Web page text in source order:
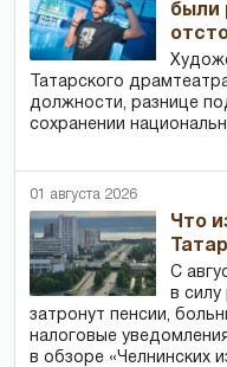
были
Татарского
должности, разнице
сохранении
01 августа 2026
Что
С
в
затронут пенсии,
налоговые
в обзоре «Челнинских